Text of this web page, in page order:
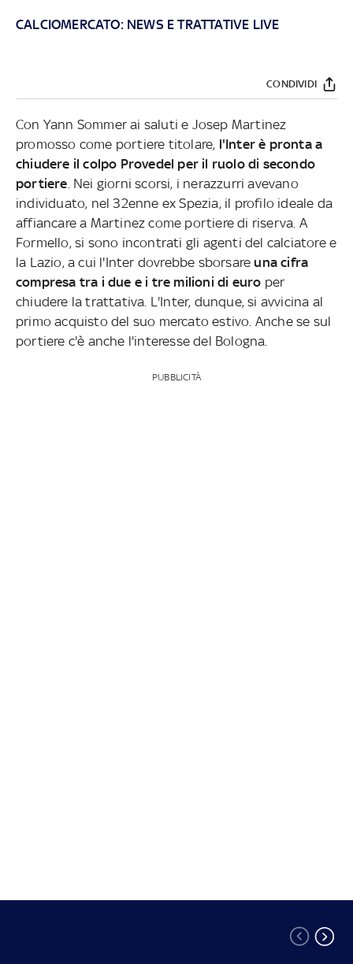
CALCIOMERCATO: NEWS E TRATTATIVE LIVE
CONDIVIDI
Con Yann Sommer ai saluti e Josep Martinez
promosso come portiere titolare, l'Inter è pronta a
chiudere il colpo Provedel per il ruolo di secondo
portiere . Nei giorni scorsi, i nerazzurri avevano
individuato, nel 32enne ex Spezia, il profilo ideale da
affiancare a Martinez come portiere di riserva. A
Formello, si sono incontrati gli agenti del calciatore e
la Lazio, a cui l'Inter dovrebbe sborsareuna cifra
compresa tra i due e i tre milioni di euro per
chiudere la trattativa. L'Inter, dunque, si avvicina al
primo acquisto del suo mercato estivo. Anche se sul
portiere c'è anche l'interesse del Bologna.
PUBBLICITÀ